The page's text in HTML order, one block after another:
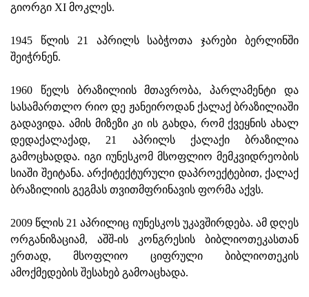
გიორგი XI მოკლეს.
1945 წლის 21 აპრილს საბჭოთა ჯარები ბერლინში
შეიჭრნენ.
1960 წელს ბრაზილიის მთავრობა, პარლამენტი და
სასამართლო რიო დე ჟანეიროდან ქალაქ ბრაზილიაში
გადავიდა. ამის მიზეზი კი ის გახდა, რომ ქვეყნის ახალ
დედაქალაქად, 21 აპრილს ქალაქი ბრაზილია
გამოცხადდა. იგი იუნესკომ მსოფლიო მემკვიდრეობის
სიაში შეიტანა. არქიტექტურული დაპროექტებით, ქალაქ
ბრაზილიის გეგმას თვითმფრინავის ფორმა აქვს.
2009 წლის 21 აპრილიც იუნესკოს უკავშირდება. ამ დღეს
ორგანიზაციამ, აშშ-ის კონგრესის ბიბლიოთეკასთან
ერთად, მსოფლიო ციფრული ბიბლიოთეკის
ამოქმედების შესახებ გამოაცხადა.